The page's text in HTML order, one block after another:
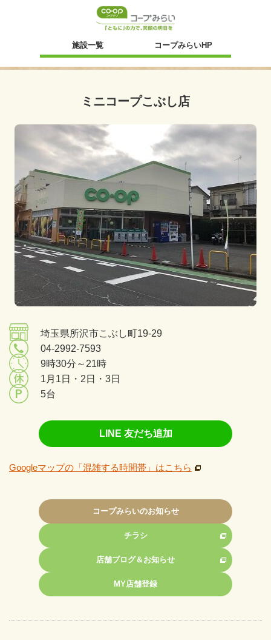
施設一覧 コープみらいHP新規ウィンドウ
ミニコープこぶし店
埼玉県所沢市こぶし町19-29
04-2992-7593
9時30分～21時
1月1日・2日・3日
5台
LINE 友だち追加
Googleマップの「混雑する時間帯」はこちら
コープみらいのお知らせ
チラシ
店舗ブログ＆お知らせ
MY店舗登録